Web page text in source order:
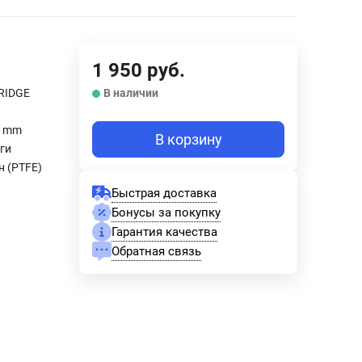
mm
(PTFE)
1 950 руб.
В наличии
В корзину
Быстрая доставка
Бонусы за покупку
Гарантия качества
Обратная связь